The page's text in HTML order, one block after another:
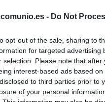
- Do Not
opt-out of the sale, sharing to
for targeted
selection. Please note that
interest-based ads based
to third parties prior to
of your personal
por sorpresa en algunos
en el once o fueron
1.090.000)
de las novedades del once